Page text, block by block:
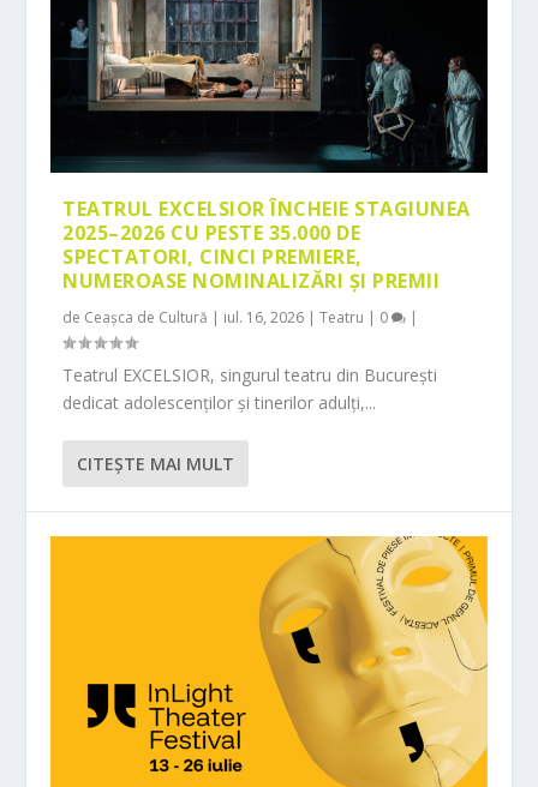
TEATRUL EXCELSIOR ÎNCHEIE STAGIUNEA
2025–2026 CU PESTE 35.000 DE
SPECTATORI, CINCI PREMIERE,
NUMEROASE NOMINALIZĂRI ȘI PREMII
de Ceașca de Cultură | iul. 16, 2026 |Teatru | 0 |
Teatrul EXCELSIOR, singurul teatru din București
dedicat adolescenților și tinerilor adulți,...
CITEŞTE MAI MULT